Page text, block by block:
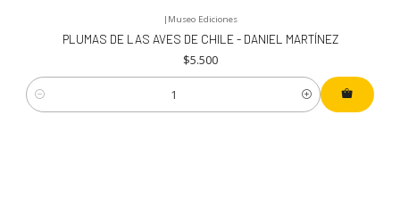
| Museo Ediciones
PLUMAS DE LAS AVES DE CHILE - DANIEL MARTÍNEZ
$5.500
Cantidad